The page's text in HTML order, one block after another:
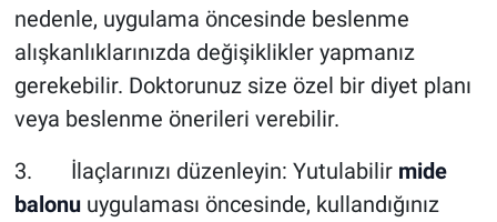
nedenle, uygulama öncesinde beslenme
alışkanlıklarınızda değişiklikler yapmanız
gerekebilir. Doktorunuz size özel bir diyet planı
veya beslenme önerileri verebilir.
3. İlaçlarınızı düzenleyin: Yutulabilir mide
balonuuygulaması öncesinde, kullandığınız